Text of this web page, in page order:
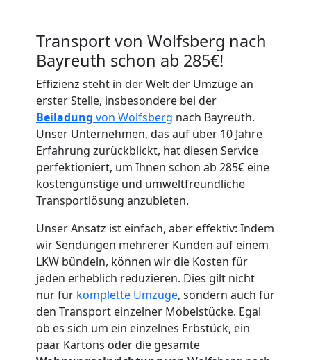
Transport von Wolfsberg nach
Bayreuth schon ab 285€!
Effizienz steht in der Welt der Umzüge an
erster Stelle, insbesondere bei der
Beiladung von Wolfsberg nach Bayreuth.
Unser Unternehmen, das auf über 10 Jahre
Erfahrung zurückblickt, hat diesen Service
perfektioniert, um Ihnen schon ab 285€ eine
kostengünstige und umweltfreundliche
Transportlösung anzubieten.
Unser Ansatz ist einfach, aber effektiv: Indem
wir Sendungen mehrerer Kunden auf einem
LKW bündeln, können wir die Kosten für
jeden erheblich reduzieren. Dies gilt nicht
nur für komplette Umzüge, sondern auch für
den Transport einzelner Möbelstücke. Egal
ob es sich um ein einzelnes Erbstück, ein
paar Kartons oder die gesamte
Umzugshelfer
Wolfsberg
Möbeltaxi
Wolfsberg
Kleintransport
Wolfsberg